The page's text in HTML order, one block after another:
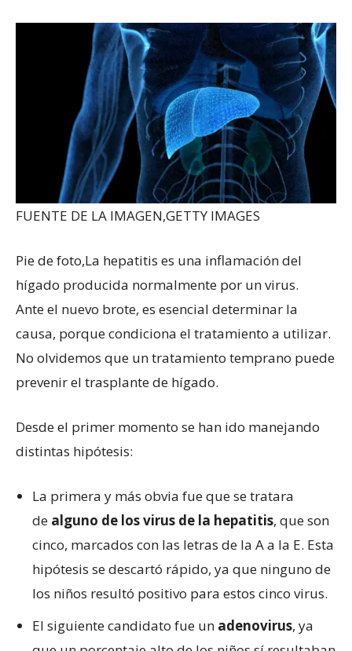
FUENTE DE LA IMAGEN,GETTY IMAGES
Pie de foto,La hepatitis es una inflamación del
hígado producida normalmente por un virus.
Ante el nuevo brote, es esencial determinar la
causa, porque condiciona el tratamiento a utilizar.
No olvidemos que un tratamiento temprano puede
prevenir el trasplante de hígado.
Desde el primer momento se han ido manejando
distintas hipótesis:
La primera y más obvia fue que se tratara
de alguno de los virus de la hepatitis, que son
cinco, marcados con las letras de la A a la E. Esta
hipótesis se descartó rápido, ya que ninguno de
los niños resultó positivo para estos cinco virus.
El siguiente candidato fue un adenovirus, ya